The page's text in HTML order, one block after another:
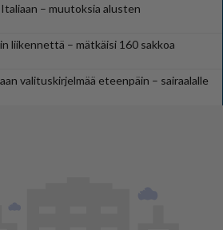
– muutoksia alusten
liikennettä – mätkäisi 160 sakkoa
valituskirjelmää eteenpäin – sairaalalle